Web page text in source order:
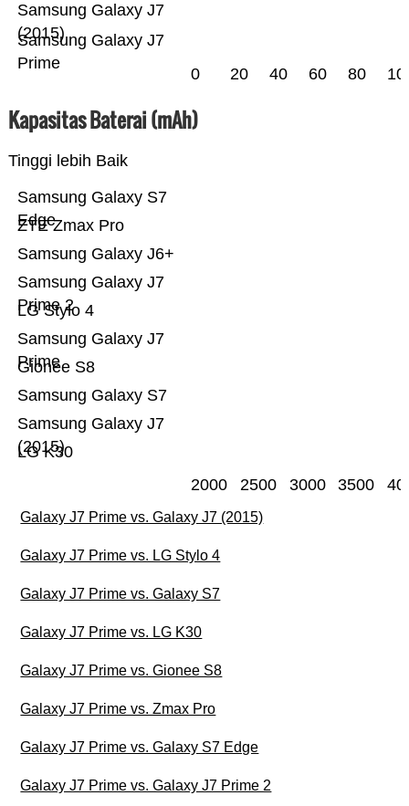
Samsung Galaxy J7
Prime
Samsung Galaxy J7
(2015)
0 20 40 60 80
Kapasitas Baterai (mAh)
Tinggi lebih Baik
LG K30
Samsung Galaxy J7
(2015)
Samsung Galaxy S7
Gionee S8
Samsung Galaxy J7
Prime
LG Stylo 4
Samsung Galaxy J7
Prime 2
Samsung Galaxy J6+
ZTE Zmax Pro
Samsung Galaxy S7
Edge
2000 2500 3000 3500
Galaxy J7 Prime vs. Galaxy J7 (2015)
Galaxy J7 Prime vs. LG Stylo 4
Galaxy J7 Prime vs. Galaxy S7
Galaxy J7 Prime vs. LG K30
Galaxy J7 Prime vs. Gionee S8
Galaxy J7 Prime vs. Zmax Pro
Galaxy J7 Prime vs. Galaxy S7 Edge
Galaxy J7 Prime vs. Galaxy J7 Prime 2